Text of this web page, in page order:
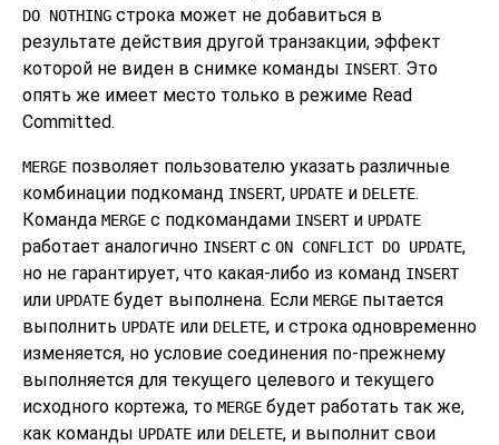
DO NOTHING строка может не добавиться в
результате действия другой транзакции, эффект
которой не виден в снимке команды INSERT. Это
опять же имеет место только в режиме Read
Committed.
MERGE позволяет пользователю указать различные
комбинации подкоманд INSERT, UPDATE и DELETE.
Команда MERGE с подкомандами INSERTи UPDATE
работает аналогично INSERTс ON CONFLICT DO UPDATE,
но не гарантирует, что какая-либо из команд INSERT
или UPDATE будет выполнена. Если MERGE пытается
выполнить UPDATE или DELETE, и строка одновременно
изменяется, но условие соединения по-прежнему
выполняется для текущего целевого и текущего
исходного кортежа, то MERGE будет работать так же,
как команды UPDATE или DELETE, и выполнит свои